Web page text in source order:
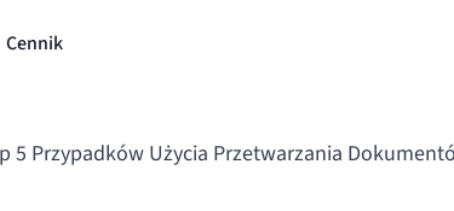
Cennik
5 Przypadków Użycia Przetwarzania